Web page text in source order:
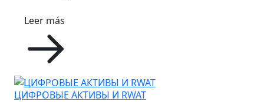
Leer más
ЦИФРОВЫЕ АКТИВЫ И RWAT